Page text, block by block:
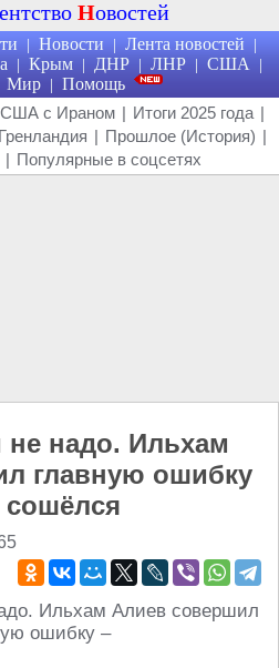
Новостей
| Новости | Лента новостей |
| Крым | ДНР | ЛНР | США |
Мир | Помощь
США с Ираном | Итоги 2025 года |
Гренландия | Прошлое (История) |
| Популярные в соцсетях
не надо. Ильхам
главную ошибку
сошёлся